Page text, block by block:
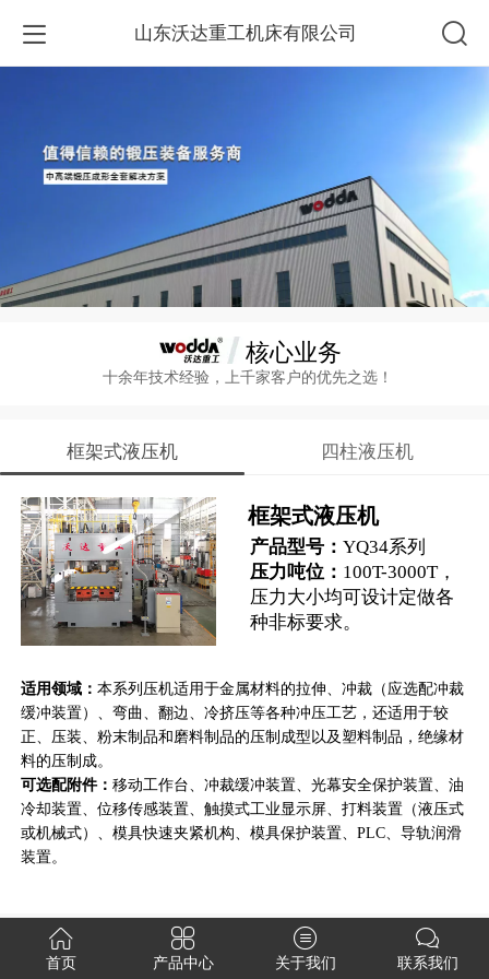
山东沃达重工机床有限公司
十余年技术经验，上千家客户的优先之选！
核心业务
框架式液压机 四柱液压机
框架式液压机
产品型号：YQ34系列
压力吨位： 100T-3000T，
压力大小均可设计定做各
种非标要求。
适用领域：本系列压机适用于金属材料的拉伸、冲裁（应选配冲裁
缓冲装置）、弯曲、翻边、冷挤压等各种冲压工艺，还适用于较
正、压装、粉末制品和磨料制品的压制成型以及塑料制品，绝缘材
可选配附件：移动工作台、冲裁缓冲装置、光幕安全保护装置、油
冷却装置、位移传感装置、触摸式工业显示屏、打料装置（液压式
或机械式）、模具快速夹紧机构、模具保护装置、PLC、导轨润滑
装置。
企业实力
首页 产品中心 关于我们 联系我们